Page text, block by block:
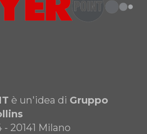
è un'idea di Gruppo
20141 Milano